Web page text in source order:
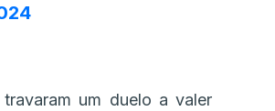
um duelo a valer